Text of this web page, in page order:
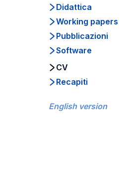
Didattica
Working papers
Pubblicazioni
Software
CV
Recapiti
English version